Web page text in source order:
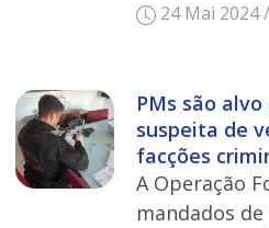
24 Mai 2024
PMs são
suspeita de
facções
A Operação
mandados